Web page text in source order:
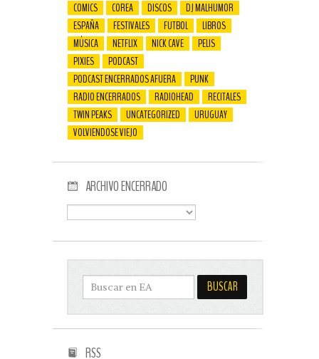
COMICS
COREA DISCOS
DJ MALHUMOR
ESPAÑA
FESTIVALES FUTBOL
LIBROS
MÚSICA
NETFLIX NICK CAVE
PELIS
PIXIES
PODCAST
PODCAST ENCERRADOS AFUERA
PUNK
RADIO ENCERRADOS
RADIOHEAD
RECITALES
TWIN PEAKS
UNCATEGORIZED
URUGUAY
VOLVIENDOSE VIEJO
ARCHIVO ENCERRADO
RSS